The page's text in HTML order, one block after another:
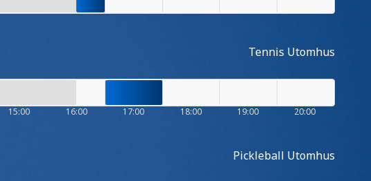
Tennis Utomhus
15:00 16:00 17:00 18:00 19:00 20:00
Pickleball Utomhus